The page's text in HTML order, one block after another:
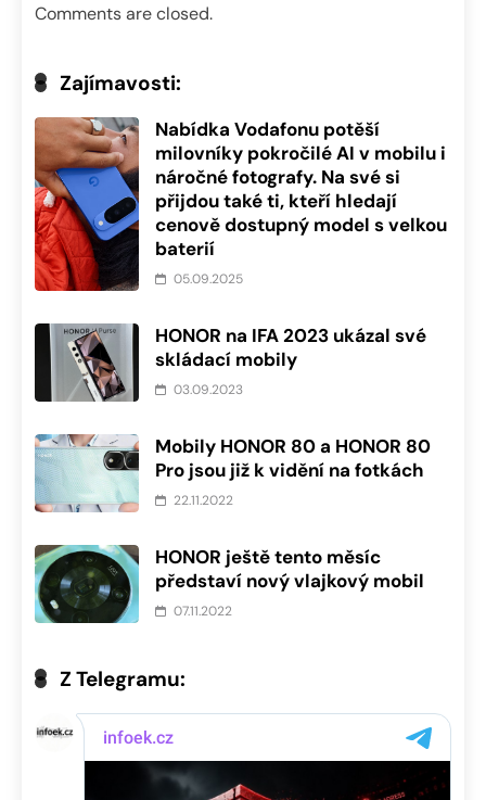
Comments are closed.
Zajímavosti:
Nabídka Vodafonu potěší
milovníky pokročilé AI v mobilu i
náročné fotografy. Na své si
přijdou také ti, kteří hledají
cenově dostupný model s velkou
baterií
05.09.2025
HONOR na IFA 2023 ukázal své
skládací mobily
03.09.2023
Mobily HONOR 80 a HONOR 80
Pro jsou již k vidění na fotkách
22.11.2022
HONOR ještě tento měsíc
představí nový vlajkový mobil
07.11.2022
Z Telegramu: